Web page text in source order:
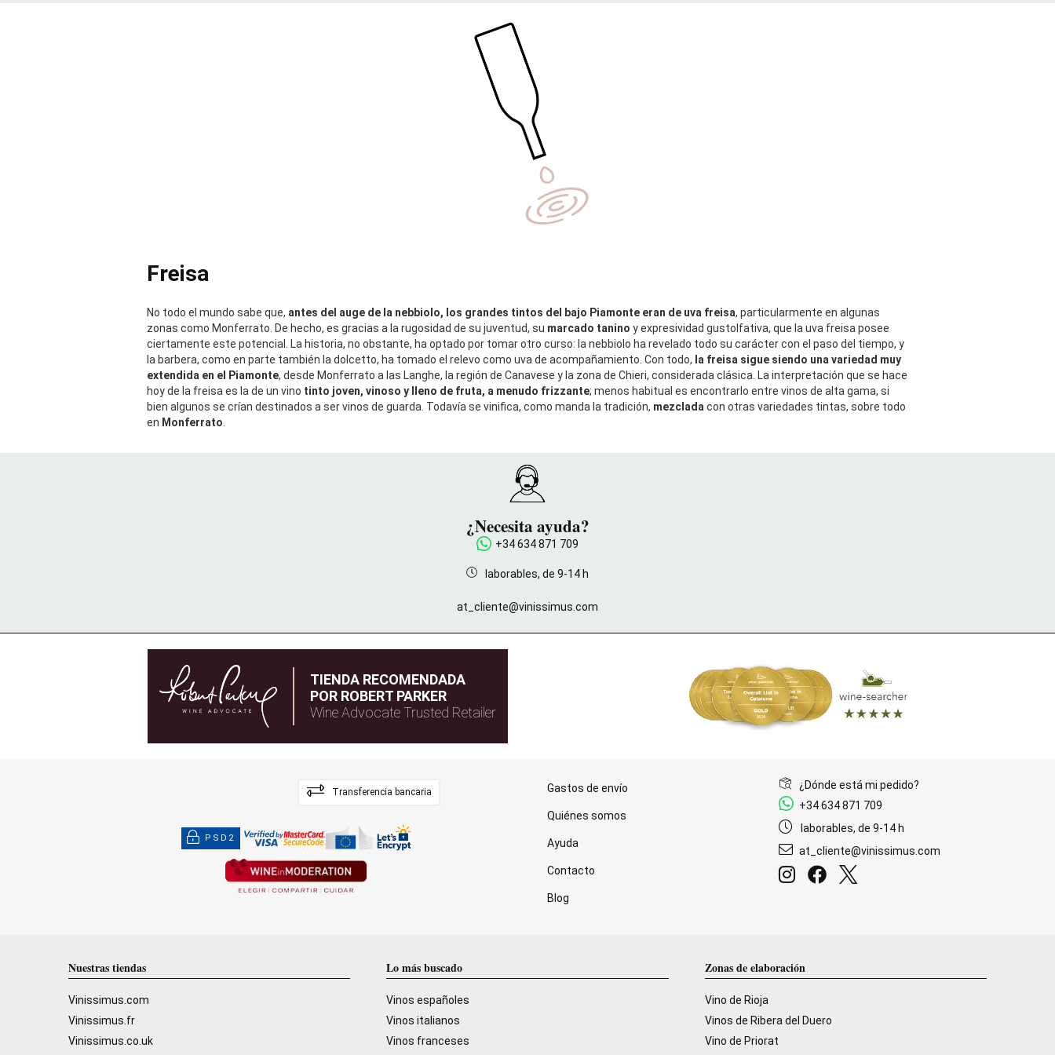
Freisa
No todo el mundo sabe que, antes del auge de la nebbiolo, los grandes tintos del bajo Piamonte eran de uva freisa, particularmente en algunas
zonas como Monferrato. De hecho, es gracias a la rugosidad de su juventud, su marcado tanino y expresividad gustolfativa, que la uva freisa posee
ciertamente este potencial. La historia, no obstante, ha optado por tomar otro curso: la nebbiolo ha revelado todo su carácter con el paso del tiempo, y
la barbera, como en parte también la dolcetto, ha tomado el relevo como uva de acompañamiento. Con todo, la freisa sigue siendo una variedad muy
extendida en el Piamonte, desde Monferrato a las Langhe, la región de Canavese y la zona de Chieri, considerada clásica. La interpretación que se hace
hoy de la freisa es la de un vino tinto joven, vinoso y lleno de fruta, a menudo frizzante; menos habitual es encontrarlo entre vinos de alta gama, si
bien algunos se crían destinados a ser vinos de guarda. Todavía se vinifica, como manda la tradición, mezcladacon otras variedades tintas, sobre todo
en Monferrato.
¿Necesita ayuda?
+34 634 871 709
laborables, de 9-14 h
at_cliente@vinissimus.com
TIENDA RECOMENDADA
POR ROBERT PARKER
Wine Advocate Trusted Retailer
Transferencia bancaria
PSD2
Gastos de envío
Quiénes somos
Ayuda
Contacto
Blog
¿Dónde está mi pedido?
+34 634 871 709
laborables, de 9-14 h
at_cliente@vinissimus.com
Nuestras tiendas
Vinissimus.com
Vinissimus.fr
Vinissimus.co.uk
Lo más buscado
Vinos españoles
Vinos italianos
Vinos franceses
Zonas de elaboración
Vino de Rioja
Vinos de Ribera del Duero
Vino de Priorat